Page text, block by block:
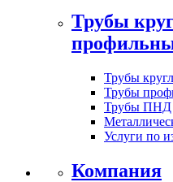
Трубы
Трубы
Трубы
Трубы ПНД
Услуги по
Компания